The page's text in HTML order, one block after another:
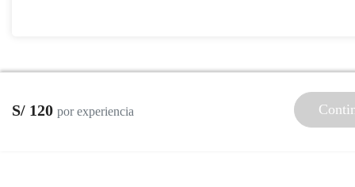
S/ 120 por experiencia